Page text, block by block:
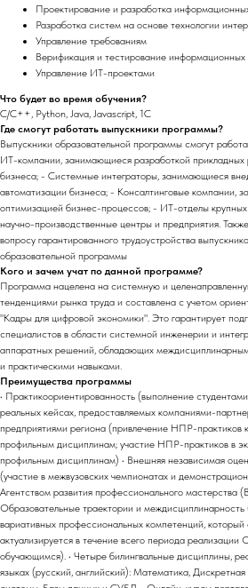
Проектирование и разработка
Разработка систем на основе технологии
Управление требованиям
Верификация и тестирование
Управление ИТ-проектами
Что будет во время обучения?
С/С++, Python, Java, Javascript, 1C
Где смогут работать выпускники программы?
Выпускники образовательной программы смогут
ИТ-компании, занимающиеся разработкой прикладных
бизнеса; - Системные интеграторы, занимающиеся
автоматизации бизнеса; - Консалтинговые компании,
оптимизацией бизнес-процессов; - ИТ-отделы
научно-производственные центры и предприятия.
вопросу гарантированного трудоустройства
образовательной программы
Кого и зачем учат по данной программе?
Программа нацелена на системную и
тенденциями рынка труда и составлена с учетом
"Кадры для цифровой экономики". Это гарантирует
специалистов в области системной инженерии и
аппаратных решений, обладающих
и практическими навыками.
Преимущества программы
• Практикоориентированность (выполнение
реальных кейсах, предоставляемых компаниями-
предприятиями региона (привлечение НПР-практиков
профильным дисциплинам; участие НПР-практиков в
профильным дисциплинам) • Внешняя независимая
(участие в межвузовских чемпионатах и
Агентством развития профессионального мастерства
Образовательные траектории и междисциплинарность
вариативных профессиональных компетенций, который
актуализируется в течение всего периода
обучающимся). • Четыре билингвальные дисциплины,
языках (русский, английский): Математика,